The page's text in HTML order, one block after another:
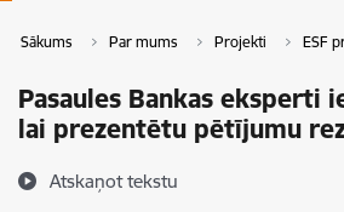
Sākums Par mums Projekti ESF
Pasaules Bankas eksperti
lai prezentētu pētījumu
Atskaņot tekstu